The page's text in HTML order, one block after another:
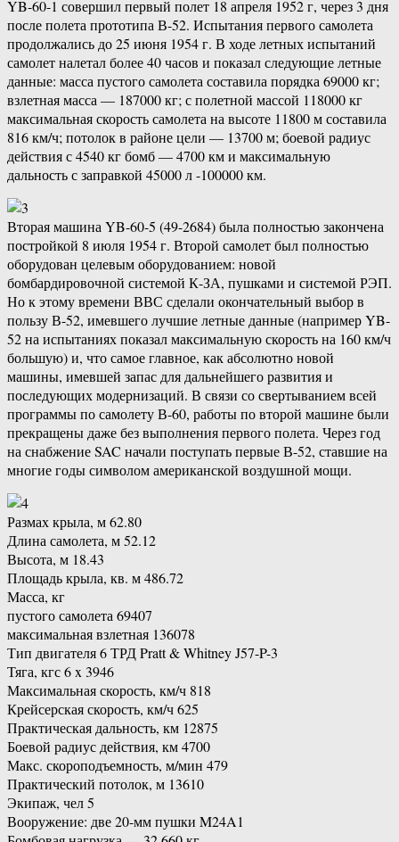
YB-60-1 совершил первый полет 18 апреля 1952 г, через 3 дня
после полета прототипа В-52. Испытания первого самолета
продолжались до 25 июня 1954 г. В ходе летных испытаний
самолет налетал более 40 часов и показал следующие летные
данные: масса пустого самолета составила порядка 69000 кг;
взлетная масса — 187000 кг; с полетной массой 118000 кг
максимальная скорость самолета на высоте 11800 м составила
816 км/ч; потолок в районе цели — 13700 м; боевой радиус
действия с 4540 кг бомб — 4700 км и максимальную
дальность с заправкой 45000 л -100000 км.
Вторая машина YB-60-5 (49-2684) была полностью закончена
постройкой 8 июля 1954 г. Второй самолет был полностью
оборудован целевым оборудованием: новой
бомбардировочной системой К-ЗА, пушками и системой РЭП.
Но к этому времени ВВС сделали окончательный выбор в
пользу В-52, имевшего лучшие летные данные (например YB-
52 на испытаниях показал максимальную скорость на 160 км/ч
большую) и, что самое главное, как абсолютно новой
машины, имевшей запас для дальнейшего развития и
последующих модернизаций. В связи со свертыванием всей
программы по самолету В-60, работы по второй машине были
прекращены даже без выполнения первого полета. Через год
на снабжение SAC начали поступать первые В-52, ставшие на
многие годы символом американской воздушной мощи.
Размах крыла, м 62.80
Длина самолета, м 52.12
Высота, м 18.43
Площадь крыла, кв. м 486.72
Масса, кг
пустого самолета 69407
максимальная взлетная 136078
Тип двигателя 6 ТРД Pratt & Whitney J57-P-3
Тяга, кгс 6 x 3946
Максимальная скорость, км/ч 818
Крейсерская скорость, км/ч 625
Практическая дальность, км 12875
Боевой радиус действия, км 4700
Макс. скороподъемность, м/мин 479
Практический потолок, м 13610
Экипаж, чел 5
Вооружение: две 20-мм пушки M24A1